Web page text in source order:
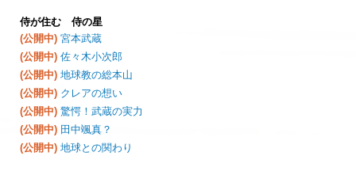
侍が住む 侍の星
(公開中) 宮本武蔵
(公開中) 佐々木小次郎
(公開中) 地球教の総本山
(公開中) クレアの想い
(公開中) 驚愕！武蔵の実力
(公開中) 田中颯真？
(公開中) 地球との関わり